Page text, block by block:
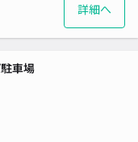
詳細へ
車場